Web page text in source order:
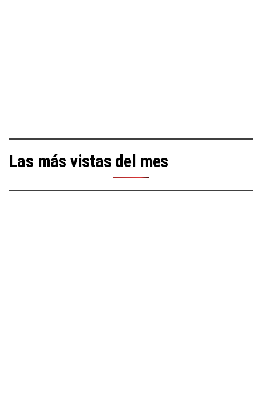
Las más vistas del mes